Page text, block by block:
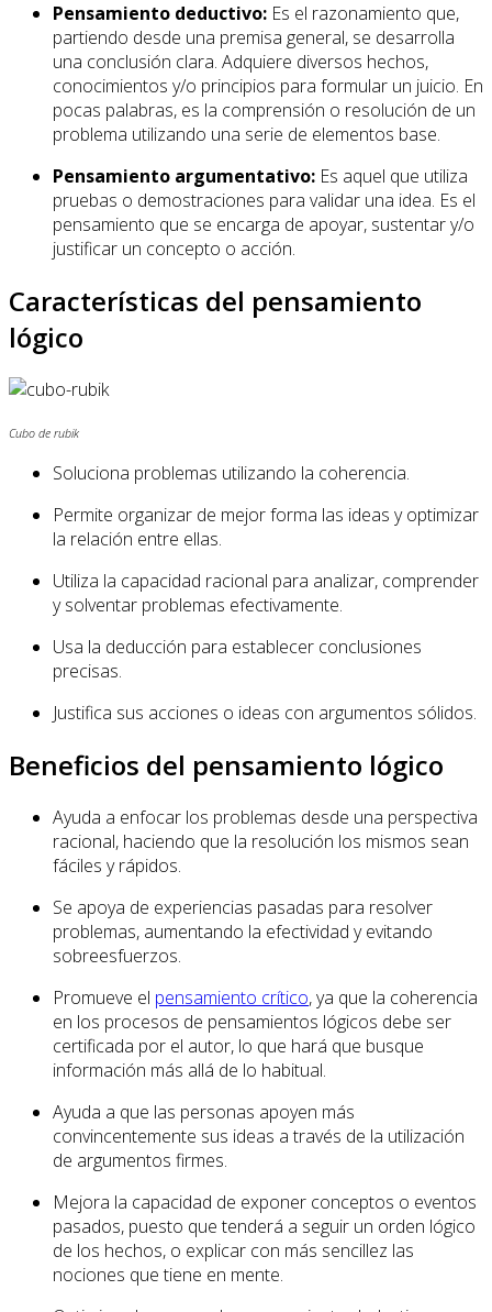
Pensamiento deductivo: Es el razonamiento que,
partiendo desde una premisa general, se desarrolla
una conclusión clara. Adquiere diversos hechos,
conocimientos y/o principios para formular un juicio. En
pocas palabras, es la comprensión o resolución de un
problema utilizando una serie de elementos base.
Pensamiento argumentativo: Es aquel que utiliza
pruebas o demostraciones para validar una idea. Es el
pensamiento que se encarga de apoyar, sustentar y/o
justificar un concepto o acción.
Características del pensamiento
lógico
Cubo de rubik
Soluciona problemas utilizando la coherencia.
Permite organizar de mejor forma las ideas y optimizar
la relación entre ellas.
Utiliza la capacidad racional para analizar, comprender
y solventar problemas efectivamente.
Usa la deducción para establecer conclusiones
precisas.
Justifica sus acciones o ideas con argumentos sólidos.
Beneficios del pensamiento lógico
Ayuda a enfocar los problemas desde una perspectiva
racional, haciendo que la resolución los mismos sean
fáciles y rápidos.
Se apoya de experiencias pasadas para resolver
problemas, aumentando la efectividad y evitando
sobreesfuerzos.
Promueve el pensamiento crítico, ya que la coherencia
en los procesos de pensamientos lógicos debe ser
certificada por el autor, lo que hará que busque
información más allá de lo habitual.
Ayuda a que las personas apoyen más
convincentemente sus ideas a través de la utilización
de argumentos firmes.
Mejora la capacidad de exponer conceptos o eventos
pasados, puesto que tenderá a seguir un orden lógico
de los hechos, o explicar con más sencillez las
nociones que tiene en mente.